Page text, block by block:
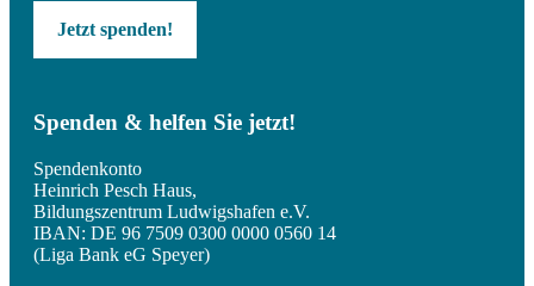
Jetzt spenden!
Spenden & helfen Sie jetzt!
Spendenkonto
Heinrich Pesch Haus,
Bildungszentrum Ludwigshafen e.V.
IBAN: DE 96 7509 0300 0000 0560 14
(Liga Bank eG Speyer)